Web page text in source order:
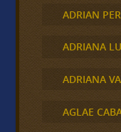
ADRIAN
ADRIANA
ADRIANA
AGLAE